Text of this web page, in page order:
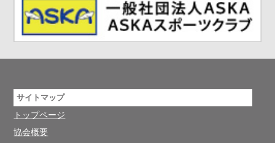
サイトマップ
トップページ
協会概要